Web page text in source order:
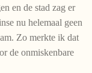
en de stad zag er
nu helemaal geen
Zo merkte ik dat
de onmiskenbare